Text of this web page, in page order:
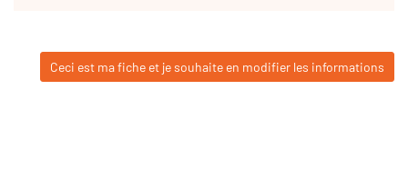
Ceci est ma fiche et je souhaite en modifier les informations